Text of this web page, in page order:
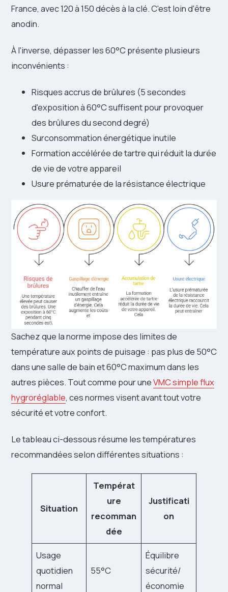
France, avec 120 à 150 décès à la clé. C'est loin d'être
anodin.
À l'inverse, dépasser les 60°C présente plusieurs
inconvénients :
Risques accrus de brûlures (5 secondes
d'exposition à 60°C suffisent pour provoquer
des brûlures du second degré)
Surconsommation énergétique inutile
Formation accélérée de tartre qui réduit la durée
de vie de votre appareil
Usure prématurée de la résistance électrique
Sachez que la norme impose des limites de
température aux points de puisage : pas plus de 50°C
dans une salle de bain et 60°C maximum dans les
autres pièces. Tout comme pour uneVMC simple flux
hygroréglable, ces normes visent avant tout votre
sécurité et votre confort.
Le tableau ci-dessous résume les températures
recommandées selon différentes situations :
Situation
Températ
ure
recomman
dée
Justificati
on
Usage
quotidien
normal
55°C
Équilibre
sécurité/
économie